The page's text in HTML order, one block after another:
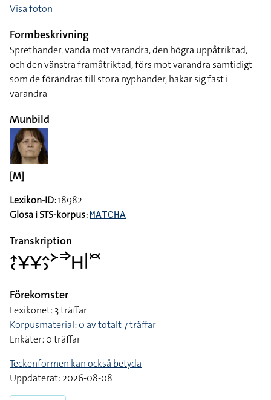
Visa foton
Formbeskrivning
Sprethänder, vända mot varandra, den högra uppåtriktad,
och den vänstra framåtriktad, förs mot varandra samtidigt
som de förändras till stora nyphänder, hakar sig fast i
varandra
Munbild
[M]
Lexikon-ID:18982
Glosa i STS-korpus: MATCHA
Transkription
􌤴􌥗􌥃􌥃􌤵􌤶􌦅􌦆􌤲􌥼􌥫
Förekomster
Lexikonet: 3 träffar
Korpusmaterial: 0 av totalt 7 träffar
Enkäter: 0 träffar
Teckenformen kan också betyda
Uppdaterat: 2026-08-08